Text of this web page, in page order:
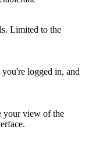
Limited to the
logged in, and
your view of the